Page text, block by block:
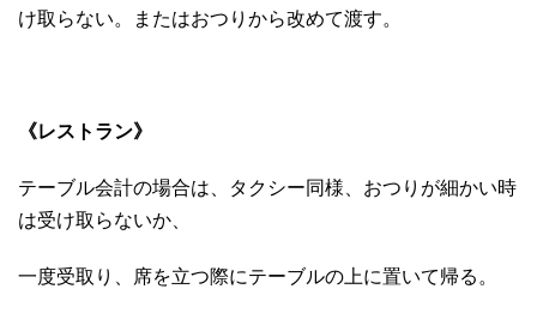
け取らない。またはおつりから改めて渡す。
《レストラン》
テーブル会計の場合は、タクシー同様、おつりが細かい時
は受け取らないか、
一度受取り、席を立つ際にテーブルの上に置いて帰る。